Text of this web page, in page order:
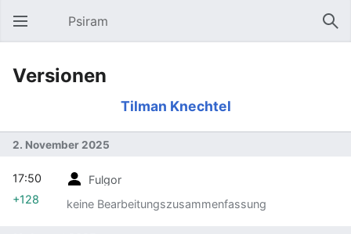
Hauptmenü öffnen Psiram
Versionen
Tilman Knechtel
2. November 2025
Fulgor
keine Bearbeitungszusammenfassung
17:50
+128